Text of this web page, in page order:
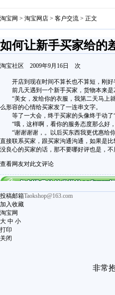
淘宝网 > 淘宝网店 > 客户交流 > 正文
如何让新手买家给的
淘宝社区 2009年9月16日 次
开店到现在时间不算长也不算短，刚好
前几天遇到一个新手买家，货物本来是2
“美女，发给你的衣服，我第二天马上就
么形容的心情给买家发了一连串文字。
等了一大会，终于买家的头像终于动了“
“哦，这样啊，看你的服务态度那么好
“谢谢谢谢，。以后买东西我更优惠给你
直接联系买家，跟买家沟通沟通，如果是
没良心的买家的话，那不要哪好评也是，不
查看网友对此文评论
投稿邮箱Taokshop@163.com
加入收藏
淘宝网
大 中 小
打印
关闭